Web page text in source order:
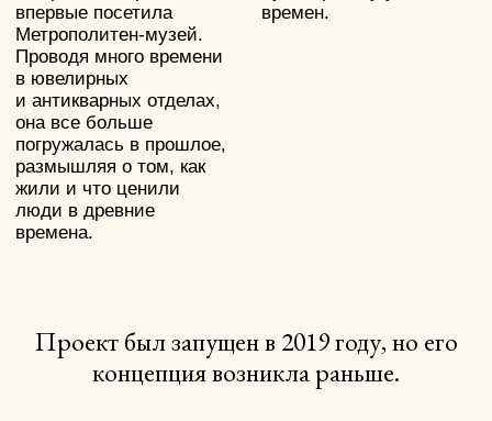
Прежде чем создать новое изделие, мы изучаем десятки
И вот что мы заметили: эти миры очень
похожи друг на друга. Конечно, есть
отличительные, уникальные культурные
черты, но в своей основе все этносы говорят